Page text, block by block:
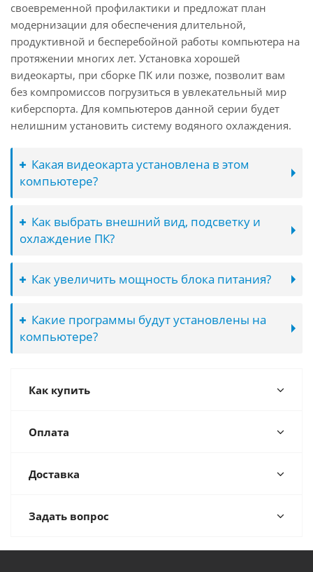
своевременной профилактики и предложат план
модернизации для обеспечения длительной,
продуктивной и бесперебойной работы компьютера на
протяжении многих лет. Установка хорошей
видеокарты, при сборке ПК или позже, позволит вам
без компромиссов погрузиться в увлекательный мир
киберспорта. Для компьютеров данной серии будет
нелишним установить систему водяного охлаждения.
Какая видеокарта установлена в этом
компьютере?
Как выбрать внешний вид, подсветку и
охлаждение ПК?
Как увеличить мощность блока питания?
Какие программы будут установлены на
компьютере?
Как купить
Оплата
Доставка
Задать вопрос